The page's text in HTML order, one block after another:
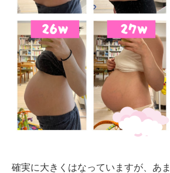
確実に大きくはなっていますが、あ